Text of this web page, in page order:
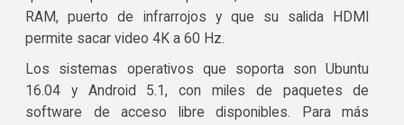
RAM, puerto de infrarrojos y que su salida HDMI
permite sacar video 4K a 60 Hz.
Los sistemas operativos que soporta son Ubuntu
16.04 y Android 5.1, con miles de paquetes de
software de acceso libre disponibles. Para más